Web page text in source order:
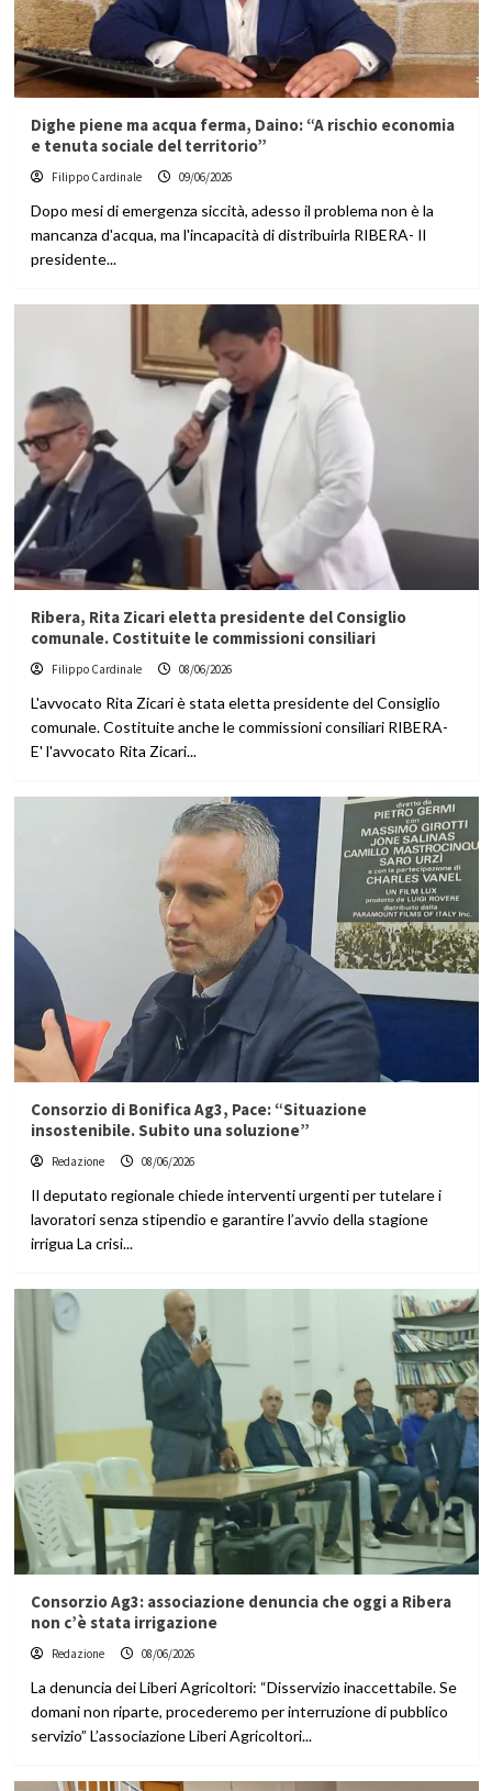
Dighe piene ma acqua ferma, Daino: “A rischio economia
e tenuta sociale del territorio”
Filippo Cardinale 09/06/2026
Dopo mesi di emergenza siccità, adesso il problema non è la
mancanza d'acqua, ma l'incapacità di distribuirla RIBERA- Il
presidente...
Ribera, Rita Zicari eletta presidente del Consiglio
comunale. Costituite le commissioni consiliari
Filippo Cardinale 08/06/2026
L'avvocato Rita Zicari è stata eletta presidente del Consiglio
comunale. Costituite anche le commissioni consiliari RIBERA-
E' l'avvocato Rita Zicari...
Consorzio di Bonifica Ag3, Pace: “Situazione
insostenibile. Subito una soluzione”
Redazione 08/06/2026
Il deputato regionale chiede interventi urgenti per tutelare i
lavoratori senza stipendio e garantire l’avvio della stagione
irrigua La crisi...
Consorzio Ag3: associazione denuncia che oggi a Ribera
non c’è stata irrigazione
Redazione 08/06/2026
La denuncia dei Liberi Agricoltori: “Disservizio inaccettabile. Se
domani non riparte, procederemo per interruzione di pubblico
servizio” L’associazione Liberi Agricoltori...